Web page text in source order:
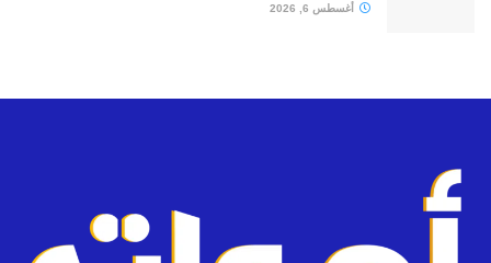
أغسطس 6, 2026